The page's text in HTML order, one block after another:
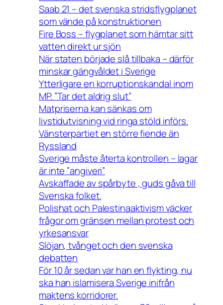
Saab 21 – det svenska stridsflygplanet
som vände på konstruktionen
Fire Boss – flygplanet som hämtar sitt
vatten direkt ur sjön
När staten började slå tillbaka – därför
minskar gängvåldet i Sverige
Ytterligare en korruptionskandal inom
MP. ”Tar det aldrig slut”
Matpriserna kan sänkas om
livstidutvisning vid ringa stöld införs.
Vänsterpartiet en större fiende än
Ryssland
Sverige måste återta kontrollen – lagar
är inte ”angiveri”
Avskaffade av spårbyte , guds gåva till
Svenska folket.
Polishat och Palestinaaktivism väcker
frågor om gränsen mellan protest och
yrkesansvar
Slöjan, tvånget och den svenska
debatten
För 10 år sedan var han en flykting, nu
ska han islamisera Sverige inifrån
maktens korridorer.